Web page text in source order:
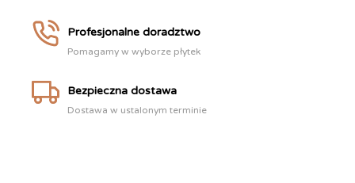
Profesjonalne doradztwo
Pomagamy w wyborze płytek
Bezpieczna dostawa
Dostawa w ustalonym terminie